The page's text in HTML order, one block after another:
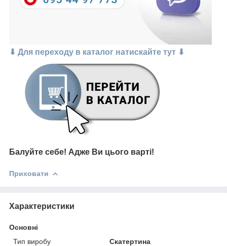
⬇ Для переходу в каталог натискайте тут ⬇
Балуйте себе! Адже Ви цього варті!
Приховати
Характеристики
Основні
Тип виробу
Скатертина